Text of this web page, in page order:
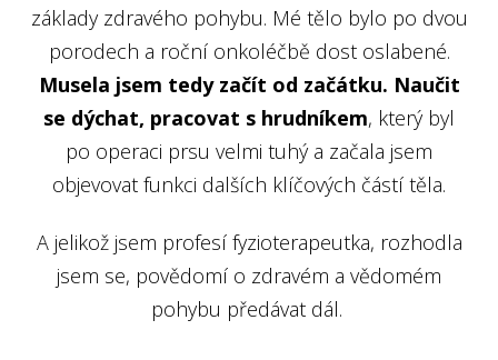
základy zdravého pohybu. Mé tělo bylo po dvou
porodech a roční onkoléčbě dost oslabené.
Musela jsem tedy začít od začátku. Naučit
se dýchat, pracovat s hrudníkem, který byl
po operaci prsu velmi tuhý a začala jsem
objevovat funkci dalších klíčových částí těla.
A jelikož jsem profesí fyzioterapeutka, rozhodla
jsem se, povědomí o zdravém a vědomém
pohybu předávat dál.